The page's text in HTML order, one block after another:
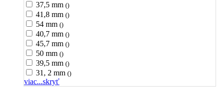
37,5 mm ()
41,8 mm ()
54 mm ()
40,7 mm ()
45,7 mm ()
50 mm ()
39,5 mm ()
31, 2 mm ()
viac...skryť